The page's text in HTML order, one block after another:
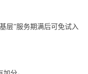
层”服务期满后可免试入